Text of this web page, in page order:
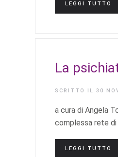
LEGGI TUTTO
La
SCRITTO IL 30
a cura di Angela
complessa rete
LEGGI TUTTO